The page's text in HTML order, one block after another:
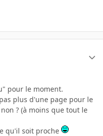
pour le moment.
plus d'une page pour le
? (à moins que tout le
qu'il soit proche